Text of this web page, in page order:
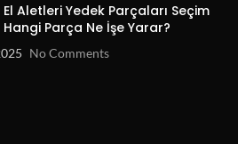
El Aletleri Yedek Parçaları Seçim
Hangi Parça Ne İşe Yarar?
No Comments